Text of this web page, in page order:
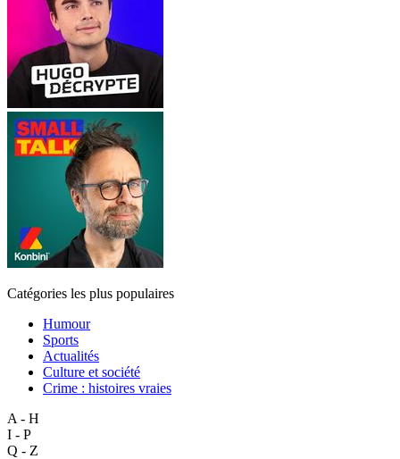
Catégories les plus populaires
Humour
Sports
Actualités
Culture et société
Crime : histoires vraies
A - H
I - P
Q - Z